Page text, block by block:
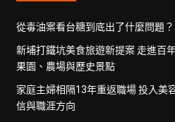
從毒油案看台糖到底出了什麼問題？
新埔打鐵坑美食旅遊新提案 走進百
果園、農場與歷史景點
家庭主婦相隔13年重返職場 投入美
信與職涯方向